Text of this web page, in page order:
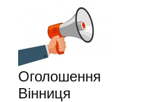
Оголошення
Вінниця